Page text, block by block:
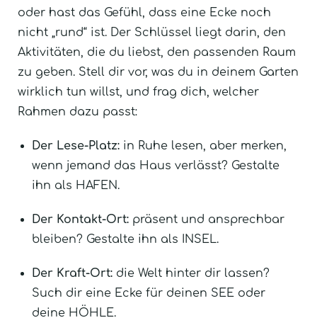
oder hast das Gefühl, dass eine Ecke noch
nicht „rund“ ist. Der Schlüssel liegt darin, den
Aktivitäten, die du liebst, den passenden Raum
zu geben. Stell dir vor, was du in deinem Garten
wirklich tun willst, und frag dich, welcher
Rahmen dazu passt:
Der Lese-Platz: in Ruhe lesen, aber merken,
wenn jemand das Haus verlässt? Gestalte
ihn als HAFEN.
Der Kontakt-Ort: präsent und ansprechbar
bleiben? Gestalte ihn als INSEL.
Der Kraft-Ort: die Welt hinter dir lassen?
Such dir eine Ecke für deinen SEE oder
deine HÖHLE.